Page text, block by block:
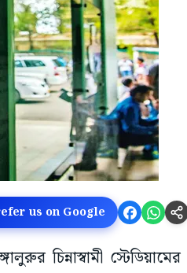
us on Google
চিন্নাস্বামী স্টেডিয়ামের